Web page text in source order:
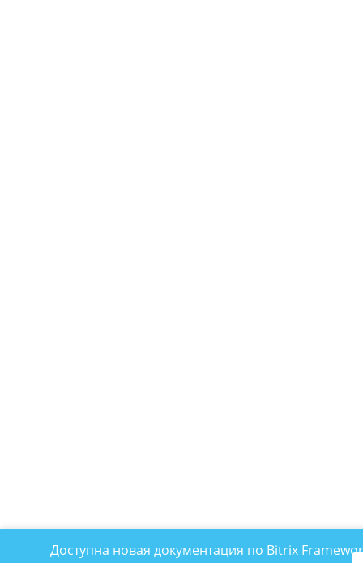
Доступна новая документация по Bitrix